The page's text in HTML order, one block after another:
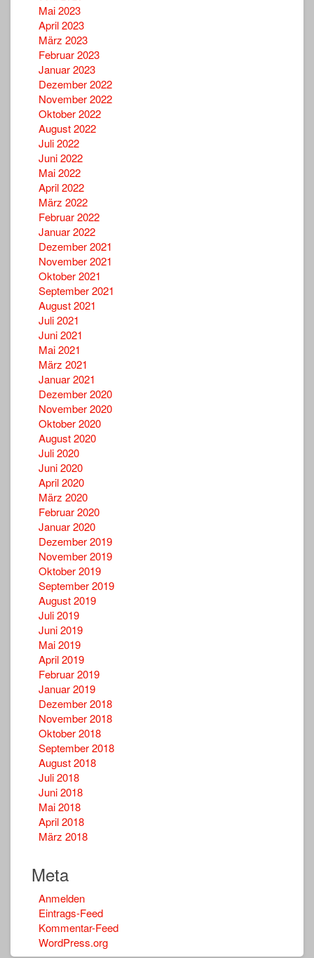
Mai 2023
April 2023
März 2023
Februar 2023
Januar 2023
Dezember 2022
November 2022
Oktober 2022
August 2022
Juli 2022
Juni 2022
Mai 2022
April 2022
März 2022
Februar 2022
Januar 2022
Dezember 2021
November 2021
Oktober 2021
September 2021
August 2021
Juli 2021
Juni 2021
Mai 2021
März 2021
Januar 2021
Dezember 2020
November 2020
Oktober 2020
August 2020
Juli 2020
Juni 2020
April 2020
März 2020
Februar 2020
Januar 2020
Dezember 2019
November 2019
Oktober 2019
September 2019
August 2019
Juli 2019
Juni 2019
Mai 2019
April 2019
Februar 2019
Januar 2019
Dezember 2018
November 2018
Oktober 2018
September 2018
August 2018
Juli 2018
Juni 2018
Mai 2018
April 2018
März 2018
Meta
Anmelden
Eintrags-Feed
Kommentar-Feed
WordPress.org